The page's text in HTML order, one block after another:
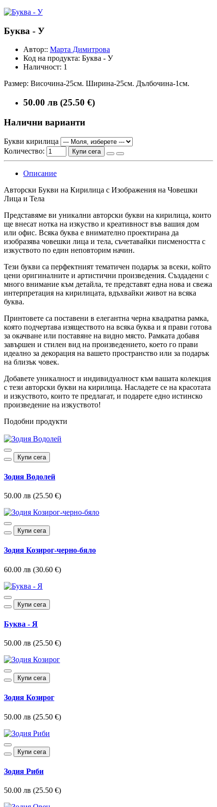
Буква - У
Автор:: Марта Димитрова
Код на продукта: Буква - У
Наличност: 1
Размер: Височина-25см. Ширина-25см. Дълбочина-1см.
50.00 лв (25.50 €)
Налични варианти
Букви кирилица
Количество:
Купи сега
Описание
Авторски Букви на Кирилица с Изображения на Човешки
Лица и Тела
Представяме ви уникални авторски букви на кирилица, които
ще внесат нотка на изкуство и креативност във вашия дом
или офис. Всяка буква е внимателно проектирана да
изобразява човешки лица и тела, съчетавайки писмеността с
изкуството по един неповторим начин.
Тези букви са перфектният тематичен подарък за всеки, който
цени оригиналните и артистични произведения. Създадени с
много внимание към детайла, те представят една нова и свежа
интерпретация на кирилицата, вдъхвайки живот на всяка
буква.
Принтовете са поставени в елегантна черна квадратна рамка,
която подчертава изяществото на всяка буква и я прави готова
за окачване или поставяне на видно място. Рамката добавя
завършен и стилен вид на произведението, което го прави
идеално за декорация на вашето пространство или за подарък
на близък човек.
Добавете уникалност и индивидуалност към вашата колекция
с тези авторски букви на кирилица. Насладете се на красотата
и изкуството, които те предлагат, и подарете едно истинско
произведение на изкуството!
Подобни продукти
Купи сега
Зодия Водолей
50.00 лв (25.50 €)
Купи сега
Зодия Козирог-черно-бяло
60.00 лв (30.60 €)
Купи сега
Буква - Я
50.00 лв (25.50 €)
Купи сега
Зодия Козирог
50.00 лв (25.50 €)
Купи сега
Зодия Риби
50.00 лв (25.50 €)